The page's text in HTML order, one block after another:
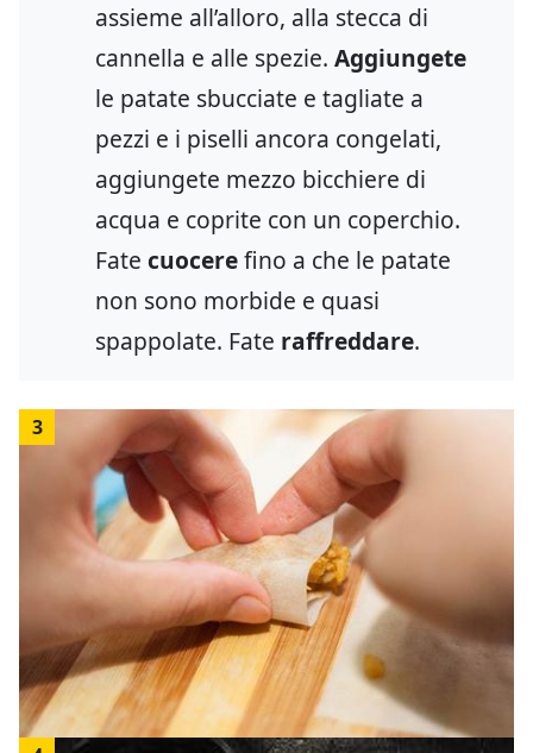
assieme all’alloro, alla stecca di
cannella e alle spezie. Aggiungete
le patate sbucciate e tagliate a
pezzi e i piselli ancora congelati,
aggiungete mezzo bicchiere di
acqua e coprite con un coperchio.
Fate cuocerefino a che le patate
non sono morbide e quasi
spappolate. Fate raffreddare.
3